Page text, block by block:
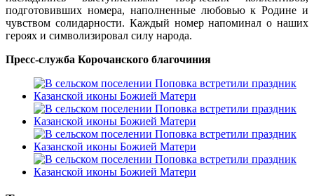
подготовивших номера, наполненные любовью к Родине и
чувством солидарности. Каждый номер напоминал о наших
героях и символизировал силу народа.
Пресс-служба Корочанского благочиния